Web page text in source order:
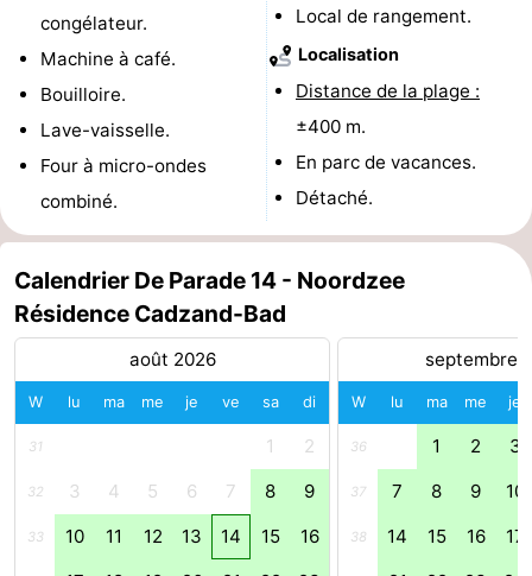
des
phoques
Boire
manger
Événements
Pratiques
Route
-
Stationnement
Médicales
Région
Zeeland
Walcheren
congélateur.
Machine à café.
Bouilloire.
Lave-vaisselle.
Four à micro-ondes
combiné.
Local de rangement.
Localisation
Distance de la plage :
±400 m.
En parc de vacances.
Détaché.
Calendrier De Parade 14 - Noordzee
Résidence Cadzand-Bad
août 2026
W lu ma me je ve sa di
31 1 2
32 3 4 5 6 7 8 9
33 10 11 12 13 14 15 16
septembre
W lu ma me je
36 1 2 3
37 7 8 9 10
38 14 15 16 17